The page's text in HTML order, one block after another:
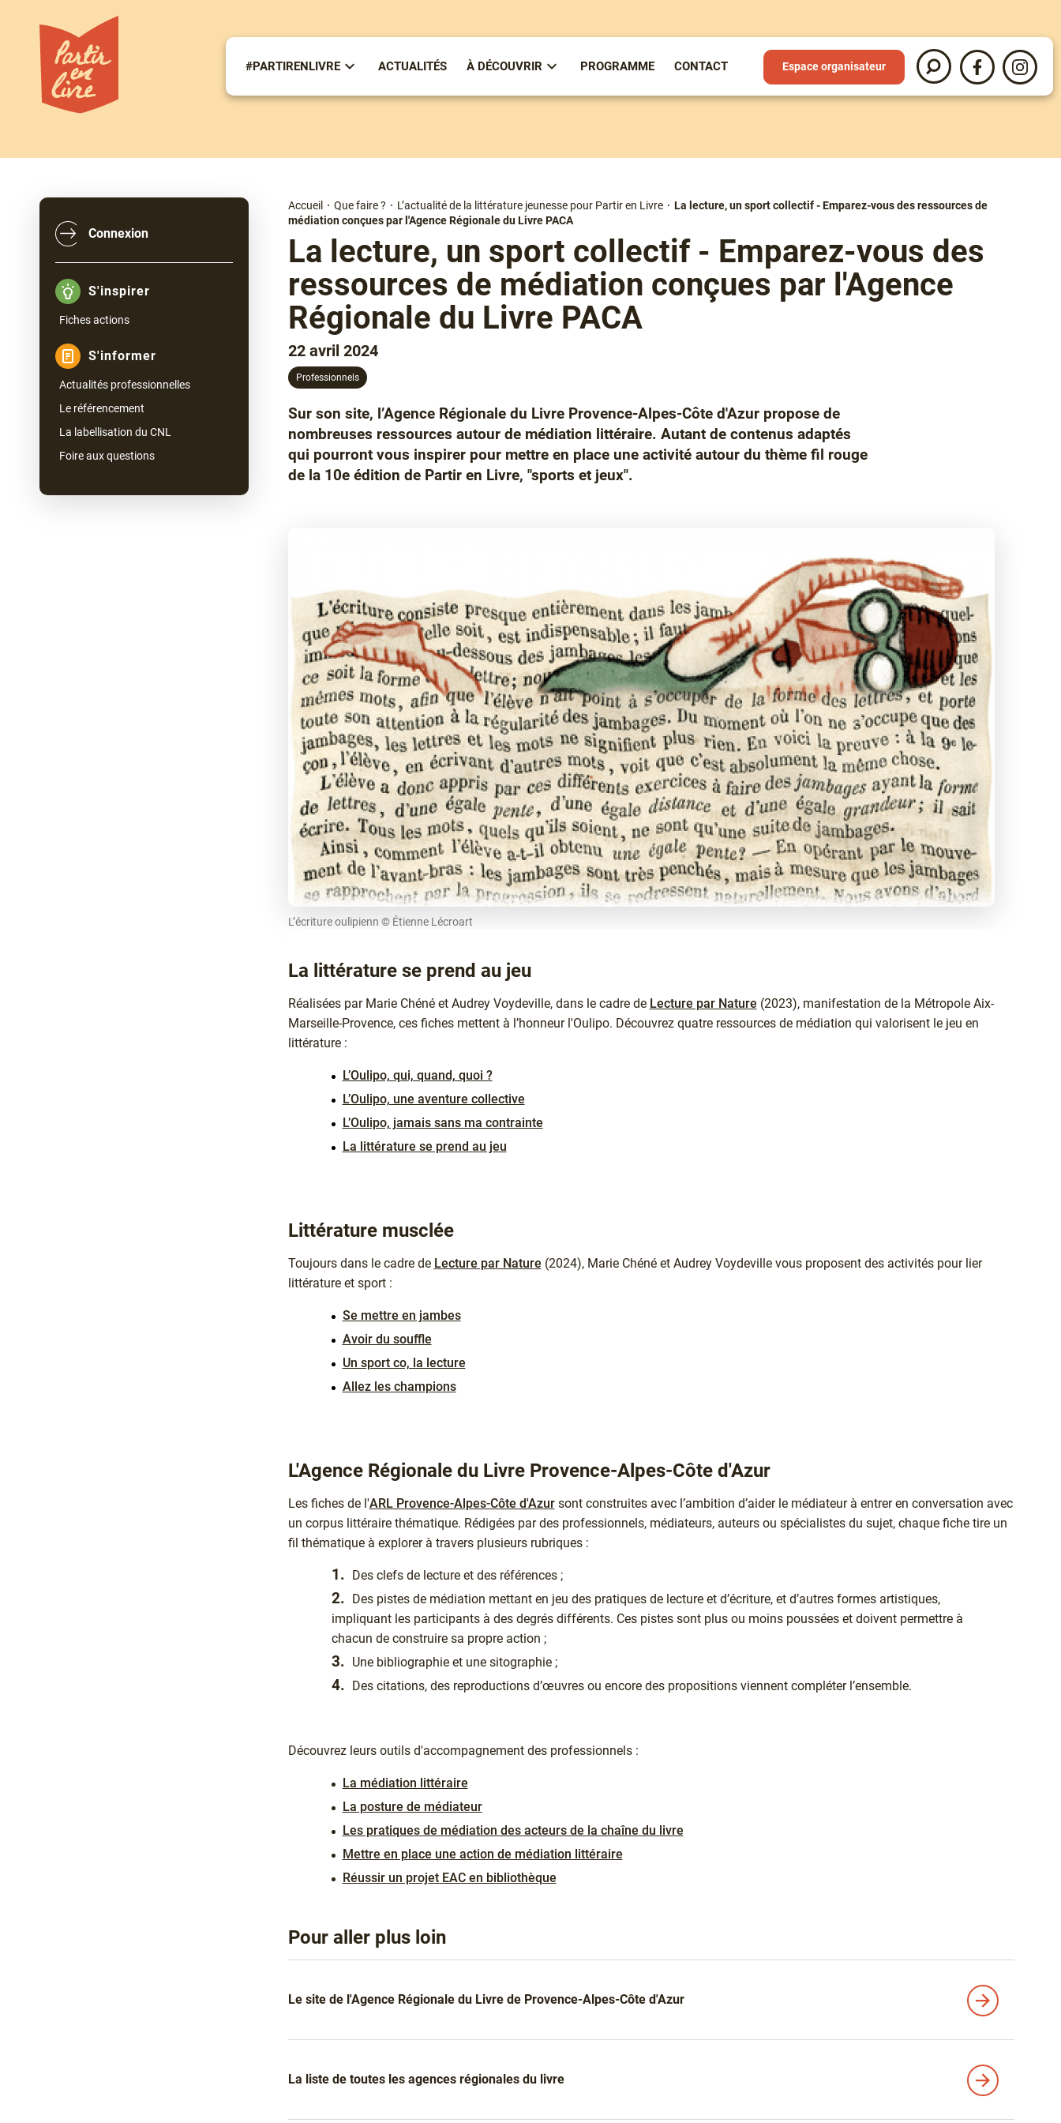
contenu
principal
#PARTIRENLIVRE
Sous-
#partirenlivre
ACTUALITÉS À DÉCOUVRIR
Sous-
À
PROGRAMME CONTACT Espace organisateur
Recherche
Partir
en
livre
Partir
en
livre
Connexion
S'inspirer
Fiches actions
S'informer
Actualités professionnelles
Le référencement
La labellisation du CNL
Foire aux questions
Fil
Accueil Que faire ? L’actualité de la littérature jeunesse pour Partir en Livre
La lecture, un sport collectif - Emparez-vous des ressources de
médiation conçues par l'Agence Régionale du Livre PACA
La lecture, un sport collectif - Emparez-vous des
ressources de médiation conçues par l'Agence
Régionale du Livre PACA
22 avril 2024
Professionnels
Chapô
Sur son site, l’Agence Régionale du Livre Provence-Alpes-Côte d'Azur propose de
nombreuses ressources autour de médiation littéraire. Autant de contenus adaptés
qui pourront vous inspirer pour mettre en place une activité autour du thème fil rouge
de la 10e édition de Partir en Livre, "sports et jeux".
L’écriture oulipienn © Étienne Lécroart
Texte
La littérature se prend au jeu
Réalisées par Marie Chéné et Audrey Voydeville, dans le cadre de Lecture par Nature (2023), manifestation de la Métropole Aix-
Marseille-Provence, ces fiches mettent à l’honneur l'Oulipo. Découvrez quatre ressources de médiation qui valorisent le jeu en
littérature :
L’Oulipo, qui, quand, quoi ?
L’Oulipo, une aventure collective
L’Oulipo, jamais sans ma contrainte
La littérature se prend au jeu
Littérature musclée
Toujours dans le cadre de Lecture par Nature (2024), Marie Chéné et Audrey Voydeville vous proposent des activités pour lier
littérature et sport :
Se mettre en jambes
Avoir du souffle
Un sport co, la lecture
Allez les champions
L'Agence Régionale du Livre Provence-Alpes-Côte d'Azur
Les fiches de l'ARL Provence-Alpes-Côte d'Azursont construites avec l’ambition d’aider le médiateur à entrer en conversation avec
un corpus littéraire thématique. Rédigées par des professionnels, médiateurs, auteurs ou spécialistes du sujet, chaque fiche tire un
fil thématique à explorer à travers plusieurs rubriques :
Des clefs de lecture et des références ;
Des pistes de médiation mettant en jeu des pratiques de lecture et d’écriture, et d’autres formes artistiques,
impliquant les participants à des degrés différents. Ces pistes sont plus ou moins poussées et doivent permettre à
chacun de construire sa propre action ;
Une bibliographie et une sitographie ;
Des citations, des reproductions d’œuvres ou encore des propositions viennent compléter l’ensemble.
Découvrez leurs outils d'accompagnement des professionnels :
La médiation littéraire
La posture de médiateur
Les pratiques de médiation des acteurs de la chaîne du livre
Mettre en place une action de médiation littéraire
Réussir un projet EAC en bibliothèque
Pour aller plus loin
Le site de l'Agence Régionale du Livre de Provence-Alpes-Côte d'Azur
La liste de toutes les agences régionales du livre